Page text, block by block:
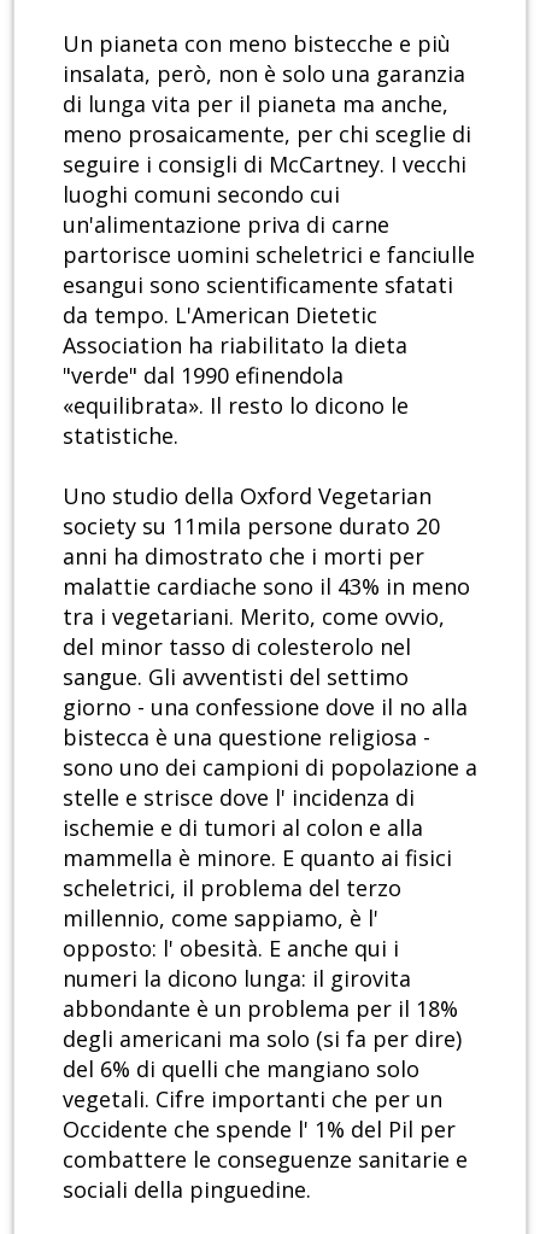
Un pianeta con meno bistecche e più
insalata, però, non è solo una garanzia
di lunga vita per il pianeta ma anche,
meno prosaicamente, per chi sceglie di
seguire i consigli di McCartney. I vecchi
luoghi comuni secondo cui
un'alimentazione priva di carne
partorisce uomini scheletrici e fanciulle
esangui sono scientificamente sfatati
da tempo. L'American Dietetic
Association ha riabilitato la dieta
"verde" dal 1990 efinendola
«equilibrata». Il resto lo dicono le
statistiche.
Uno studio della Oxford Vegetarian
society su 11mila persone durato 20
anni ha dimostrato che i morti per
malattie cardiache sono il 43% in meno
tra i vegetariani. Merito, come ovvio,
del minor tasso di colesterolo nel
sangue. Gli avventisti del settimo
giorno - una confessione dove il no alla
bistecca è una questione religiosa -
sono uno dei campioni di popolazione a
stelle e strisce dove l' incidenza di
ischemie e di tumori al colon e alla
mammella è minore. E quanto ai fisici
scheletrici, il problema del terzo
millennio, come sappiamo, è l'
opposto: l' obesità. E anche qui i
numeri la dicono lunga: il girovita
abbondante è un problema per il 18%
degli americani ma solo (si fa per dire)
del 6% di quelli che mangiano solo
vegetali. Cifre importanti che per un
Occidente che spende l' 1% del Pil per
combattere le conseguenze sanitarie e
sociali della pinguedine.